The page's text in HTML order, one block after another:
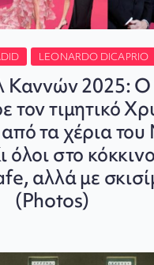
LEONARDO DICAPRIO
Καννών 2025: Ο
τον τιμητικό
τα χέρια του
όλοι στο
αλλά με
(Photos)